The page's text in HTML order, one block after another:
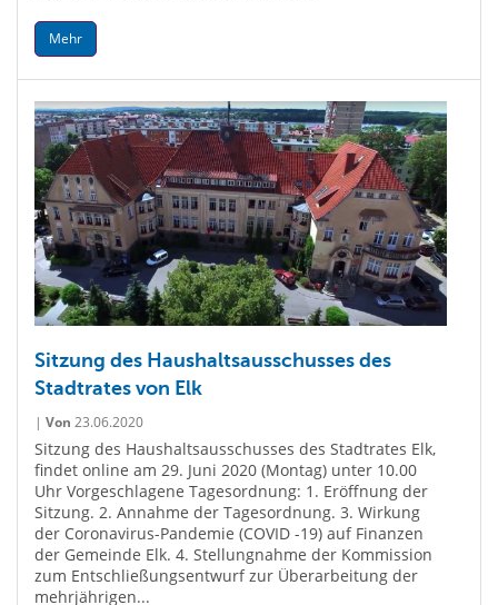
Mehr
Sitzung des Haushaltsausschusses des
Stadtrates von Elk
| Von 23.06.2020
Sitzung des Haushaltsausschusses des Stadtrates Elk,
findet online am 29. Juni 2020 (Montag) unter 10.00
Uhr Vorgeschlagene Tagesordnung: 1. Eröffnung der
Sitzung. 2. Annahme der Tagesordnung. 3. Wirkung
der Coronavirus-Pandemie (COVID -19) auf Finanzen
der Gemeinde Elk. 4. Stellungnahme der Kommission
zum Entschließungsentwurf zur Überarbeitung der
mehrjährigen...